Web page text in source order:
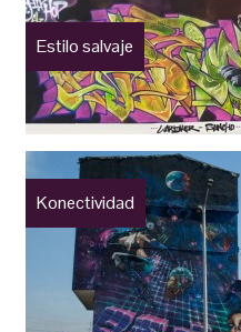
Estilo salvaje
Konectividad